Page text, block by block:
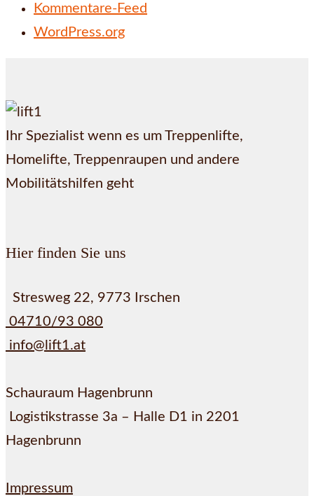
Kommentare-Feed
WordPress.org
Ihr Spezialist wenn es um Treppenlifte,
Homelifte, Treppenraupen und andere
Mobilitätshilfen geht
Hier finden Sie uns
Stresweg 22, 9773 Irschen
04710/93 080
info@lift1.at
Schauraum Hagenbrunn
Logistikstrasse 3a – Halle D1 in 2201
Hagenbrunn
Impressum